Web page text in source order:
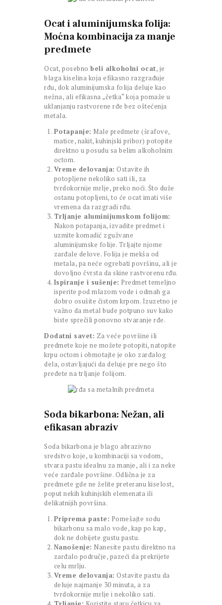
Ocat i aluminijumska folija:
Moćna kombinacija za manje
predmete
Ocat, posebno beli alkoholni ocat, je
blaga kiselina koja efikasno razgrađuje
rđu, dok aluminijumska folija deluje kao
nežna, ali efikasna „četka“ koja pomaže u
uklanjanju rastvorene rđe bez oštećenja
metala.
Potapanje: Male predmete (šrafove,
matice, nakit, kuhinjski pribor) potopite
direktno u posudu sa belim alkoholnim
octom.
Vreme delovanja: Ostavite ih
potopljene nekoliko sati ili, za
tvrdokornije mrlje, preko noći. Što duže
ostanu potopljeni, to će ocat imati više
vremena da razgradi rđu.
Trljanje aluminijumskom folijom:
Nakon potapanja, izvadite predmet i
uzmite komadić zgužvane
aluminijumske folije. Trljajte njome
zarđale delove. Folija je mekša od
metala, pa neće ogrebati površinu, ali je
dovoljno čvrsta da skine rastvorenu rđu.
Ispiranje i sušenje: Predmet temeljno
isperite pod mlazom vode i odmah ga
dobro osušite čistom krpom. Izuzetno je
važno da metal bude potpuno suv kako
biste sprečili ponovno stvaranje rđe.
Dodatni savet: Za veće površine ili
predmete koje ne možete potopiti, natopite
krpu octom i obmotajte je oko zarđalog
dela, ostavljajući da deluje pre nego što
pređete na trljanje folijom.
Soda bikarbona: Nežan, ali
efikasan abraziv
Soda bikarbona je blago abrazivno
sredstvo koje, u kombinaciji sa vodom,
stvara pastu idealnu za manje, ali i za neke
veće zarđale površine. Odlična je za
predmete gde ne želite preteranu kiselost,
poput nekih kuhinjskih elemenata ili
delikatnijih površina.
Priprema paste: Pomešajte sodu
bikarbonu sa malo vode, kap po kap,
dok ne dobijete gustu pastu.
Nanošenje: Nanesite pastu direktno na
zarđalo područje, pazeći da prekrijete
celu mrlju.
Vreme delovanja: Ostavite pastu da
deluje najmanje 30 minuta, a za
tvrdokornije mrlje i nekoliko sati.